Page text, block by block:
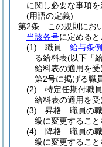
に関し必要な事項を
(用語の定義)
第2条
この規則にお
当該各号に定めると
(1)
職員 給与条
る給料表(以下「
給料表の適用を
第2号に掲げる職
(2)
特定任期付職
給料表の適用を受
(3)
昇格 職員の職
級に変更すること
(4)
降格 職員の職
級に変更すること